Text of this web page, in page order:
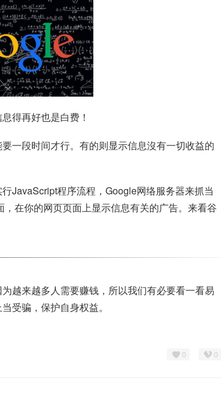
得再好也是白费！
一段时间才行。有的则显示信息沒有一切收益的
JavaScript程序流程，Google网络服务器来抓当
在你的网页页面上显示信息有关的广告。来看谷
越来越多人需要赚钱，所以我们有必要看一看易
受骗，保护自身权益。
0 0